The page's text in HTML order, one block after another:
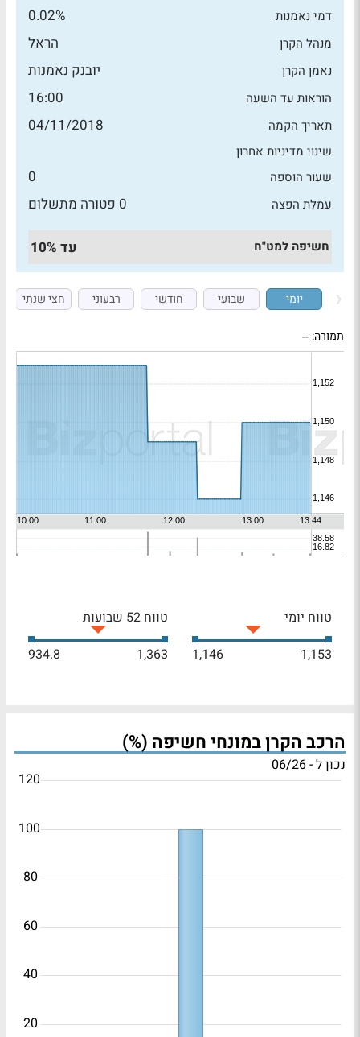
דמי נאמנות 0.02%
מנהל הקרן הראל
נאמן הקרן יובנק נאמנות
הוראות עד השעה 16:00
תאריך הקמה 04/11/2018
שינוי מדיניות אחרון
שעור הוספה
0
עמלת הפצה 0 פטורה מתשלום
חשיפה למט"ח עד 10%
יומי שבועי חודשי רבעוני חצי שנתי
תמורה: --
טווח יומי
1,153
1,146
טווח 52 שבועות
1,363
934.8
הרכב הקרן במונחי חשיפה (%)
נכון ל - 06/26
20
40
60
80
100
120